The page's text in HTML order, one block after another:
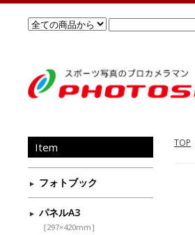
TOP
Item
フォトブック
パネルA3
［297×420mm］